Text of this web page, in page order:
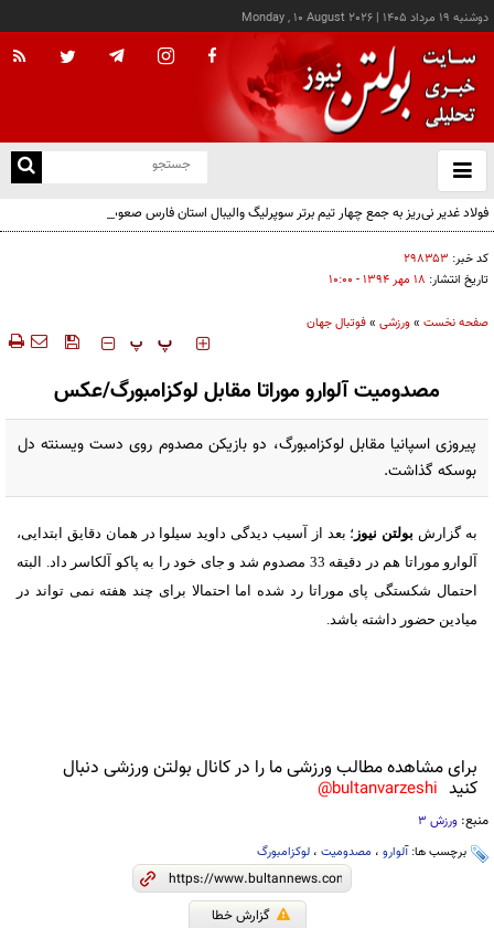
دوشنبه ۱۹ مرداد ۱۴۰۵ |
Monday , 10 August 2026
باز
و
فولاد غدیر نی‌ریز به جمع چهار تیم برتر سوپرلیگ والیبال استان فارس صعود کرد
کد خبر: ۲۹۸۳۵۳
تاریخ انتشار: ۱۸ مهر ۱۳۹۴ - ۱۰:۰۰
صفحه نخست »ورزشی »فوتبال جهان
‍‍‍ پ پ
مصدومیت آلوارو موراتا مقابل لوکزامبورگ/عکس
پیروزی اسپانیا مقابل لوکزامبورگ، دو بازیکن مصدوم روی دست ویسنته دل
بوسکه گذاشت.
به گزارش بولتن نیوز ؛ بعد از آسیب دیدگی داوید سیلوا در همان دقایق ابتدایی،
آلوارو موراتا هم در دقیقه 33 مصدوم شد و جای خود را به پاکو آلکاسر داد. البته
احتمال شکستگی پای موراتا رد شده اما احتمالا برای چند هفته نمی تواند در
میادین حضور داشته باشد.
برای مشاهده مطالب ورزشی ما را در کانال بولتن ورزشی دنبال
کنید bultanvarzeshi@
منبع: ورزش 3
برچسب ها:آلوارو ، مصدومیت ، لوکزامبورگ
گزارش خطا